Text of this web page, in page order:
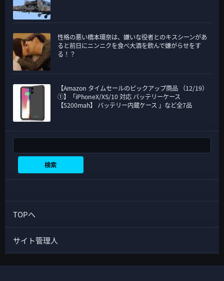
性格の悪い橋本環奈は、嫌いな役者とのキスシーンがあ
ると前日にニンニクを食べ大酒を飲んで嫌がらせをす
る！？
【Amazon タイムセールのピックアップ商品 （12/19）
①】「iPhoneX/XS/10 対応 バッテリーケース
【5200mah】 バッテリー内蔵ケース 」など全7品
検索
TOPへ
サイト管理人